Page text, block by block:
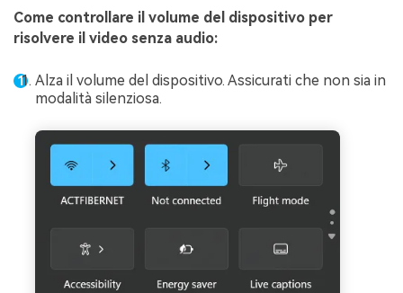
Come controllare il volume del dispositivo per
risolvere il video senza audio:
Alza il volume del dispositivo. Assicurati che non sia in
modalità silenziosa.